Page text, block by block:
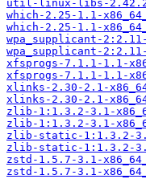
util-linux-libs-
which-2.25-1.1-
which-2.25-1.1-
wpa_supplicant-
wpa_supplicant-
xfsprogs-7.1.1-1.1-
xfsprogs-7.1.1-1.1-
xlinks-2.30-2.1-
xlinks-2.30-2.1-
zlib-1:1.3.2-3.1-
zlib-1:1.3.2-3.1-
zlib-static-1:1.3.2-
zlib-static-1:1.3.2-
zstd-1.5.7-3.1-
zstd-1.5.7-3.1-